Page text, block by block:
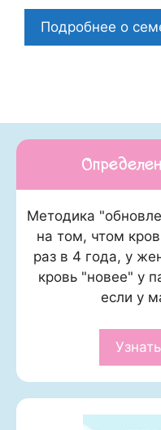
Подробнее о
Методика
на том, чтом
раз в 4 года, у
кровь "новее" у
если у